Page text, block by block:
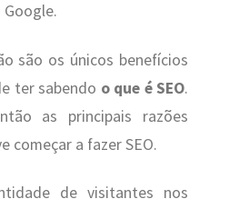
são os únicos benefícios
ter sabendo o que é SEO.
as principais razões
começar a fazer SEO.
de visitantes nos